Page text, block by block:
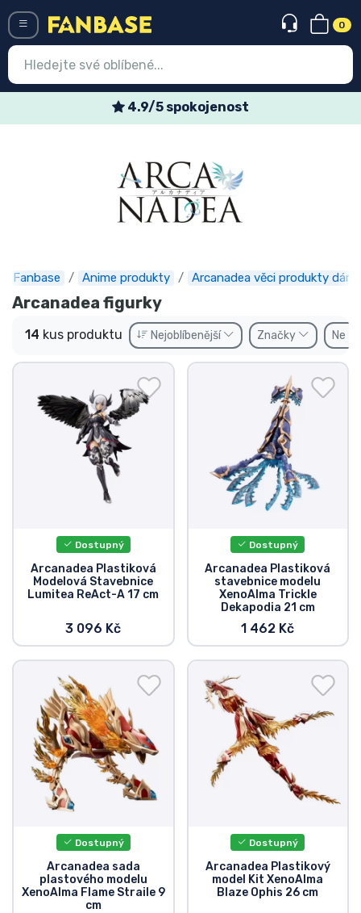
0
Týdenní speciální nabídky
Fanbase Anime produkty Arcanadea věci produkty dárky
Arcanadea figurky
14 kus produktu Nejoblíbenější Značky Ne
Dostupný
Arcanadea Plastiková
Modelová Stavebnice
Lumitea ReAct-A 17 cm
3 096 Kč
Dostupný
Arcanadea Plastiková
stavebnice modelu
XenoAlma Trickle
Dekapodia 21 cm
1 462 Kč
Dostupný
Arcanadea sada
plastového modelu
XenoAlma Flame Straile 9
cm
Dostupný
Arcanadea Plastikový
model Kit XenoAlma
Blaze Ophis 26 cm
Nejnovější věci
Speciální nabídky
Předobjednat
Outlet produkty
Doprava a platba
Seriálové věci
Filmové věci
Úžasné věci
Anime věci
Hráčské věci
Sportovní věci
Hudební věci
Typy produktů
Značky